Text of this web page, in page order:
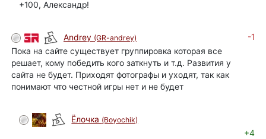
+100, Александр!
Andrey (GR-andrey)
-1
Пока на сайте существует группировка которая все
решает, кому победить кого заткнуть и т.д. Развития у
сайта не будет. Приходят фотографы и уходят, так как
понимают что честной игры нет и не будет
Ёлочка (Boyochik)
+4